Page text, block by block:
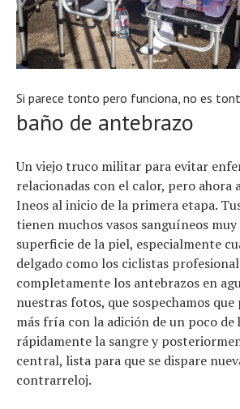
Si parece tonto pero funciona, no es
baño de antebrazo
Un viejo truco militar para evitar
relacionadas con el calor, pero ahora
Ineos al inicio de la primera etapa.
tienen muchos vasos sanguíneos muy
superficie de la piel, especialmente
delgado como los ciclistas
completamente los antebrazos en
nuestras fotos, que sospechamos
más fría con la adición de un poco
rápidamente la sangre y
central, lista para que se dispare
contrarreloj.